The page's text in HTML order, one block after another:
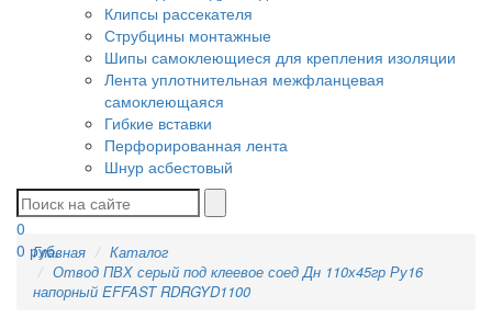
Клипсы рассекателя
Струбцины монтажные
Шипы самоклеющиеся для крепления изоляции
Лента уплотнительная межфланцевая
самоклеющаяся
Гибкие вставки
Перфорированная лента
Шнур асбестовый
0
0 руб.
Главная
Каталог
Отвод ПВХ серый под клеевое соед Дн 110х45гр Ру16
напорный EFFAST RDRGYD1100